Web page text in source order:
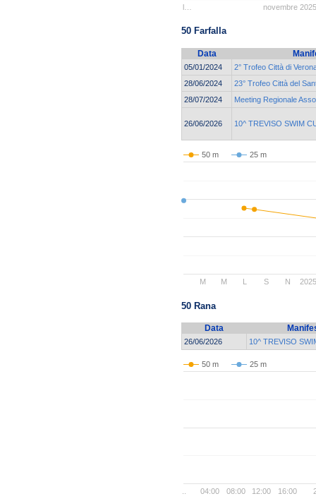
l… novembre
50 Farfalla
Data
05/01/2024
2° Trofeo Città di
28/06/2024
23° Trofeo Città del
28/07/2024
Meeting Regionale
26/06/2026 10^ TREVISO SWIM
50 m 25 m
M M L S N
50 Rana
Data
26/06/2026 10^ TREVISO
50 m 25 m
04:00 08:00 12:00 16:00